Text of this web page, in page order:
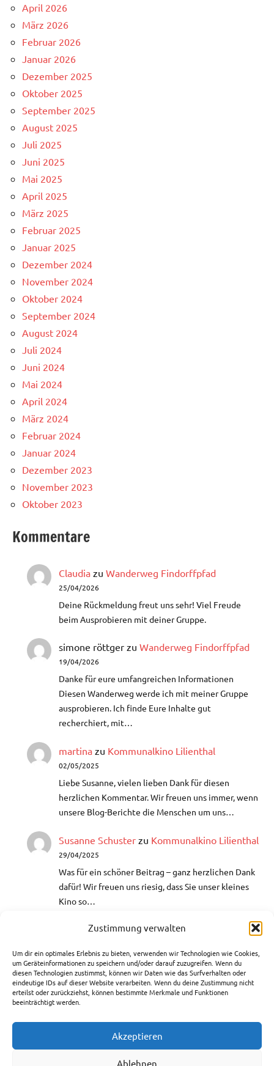
Zustimmung verwalten
Um dir ein optimales Erlebnis zu bieten, verwenden wir Technologien wie Cookies,
um Geräteinformationen zu speichern und/oder darauf zuzugreifen. Wenn du
diesen Technologien zustimmst, können wir Daten wie das Surfverhalten oder
eindeutige IDs auf dieser Website verarbeiten. Wenn du deine Zustimmung nicht
erteilst oder zurückziehst, können bestimmte Merkmale und Funktionen
beeinträchtigt werden.
Akzeptieren
Ablehnen
April 2026
März 2026
Februar 2026
Januar 2026
Dezember 2025
Oktober 2025
September 2025
August 2025
Juli 2025
Juni 2025
Mai 2025
April 2025
März 2025
Februar 2025
Januar 2025
Dezember 2024
November 2024
Oktober 2024
September 2024
August 2024
Juli 2024
Juni 2024
Mai 2024
April 2024
März 2024
Februar 2024
Januar 2024
Dezember 2023
November 2023
Oktober 2023
Kommentare
Claudia zu Wanderweg Findorffpfad
25/04/2026
Deine Rückmeldung freut uns sehr! Viel Freude
beim Ausprobieren mit deiner Gruppe.
simone röttger zu Wanderweg Findorffpfad
19/04/2026
Danke für eure umfangreichen Informationen
Diesen Wanderweg werde ich mit meiner Gruppe
ausprobieren. Ich finde Eure Inhalte gut
recherchiert, mit…
martina zu Kommunalkino Lilienthal
02/05/2025
Liebe Susanne, vielen lieben Dank für diesen
herzlichen Kommentar. Wir freuen uns immer, wenn
unsere Blog-Berichte die Menschen um uns…
Susanne Schuster zu Kommunalkino Lilienthal
29/04/2025
Was für ein schöner Beitrag – ganz herzlichen Dank
dafür!​ Wir freuen uns riesig, dass Sie unser kleines
Kino so…
zuAquarellmalerei- Lust auf
10/03/2025
Hallo, ich war auch bei einer VHS-Bildungszeit bei
der Künstlerin Edeltraut Rath. Hat mir sehr gefallen
und ich weiß nun…
Rechtliches